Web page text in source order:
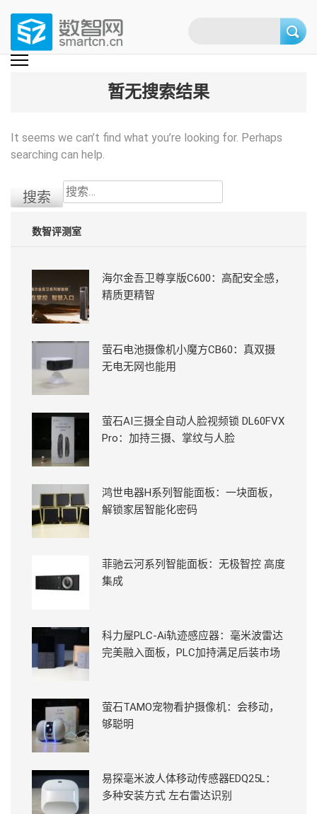
content
(Press
数智网
智能家居第一资讯门户 | 智能家居系统，智能家居产品，智能家居解决方
暂无搜索结果
It seems we can’t find what you’re looking for. Perhaps
searching can help.
搜
索：
数智评测室
海尔金吾卫尊享版C600：高配安全感，
精质更精智
萤石电池摄像机小魔方CB60：真双摄
无电无网也能用
萤石AI三摄全自动人脸视频锁 DL60FVX
Pro：加持三摄、掌纹与人脸
鸿世电器H系列智能面板：一块面板，
解锁家居智能化密码
菲驰云河系列智能面板：无极智控 高度
集成
科力屋PLC-Ai轨迹感应器：毫米波雷达
完美融入面板，PLC加持满足后装市场
萤石TAMO宠物看护摄像机：会移动，
够聪明
易探毫米波人体移动传感器EDQ25L：
多种安装方式 左右雷达识别